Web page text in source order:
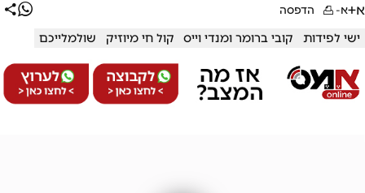
א+א- הדפסה
ישי לפידות קובי ברומר ומנדי וייס קול חי מיוזיק שולמלייכם